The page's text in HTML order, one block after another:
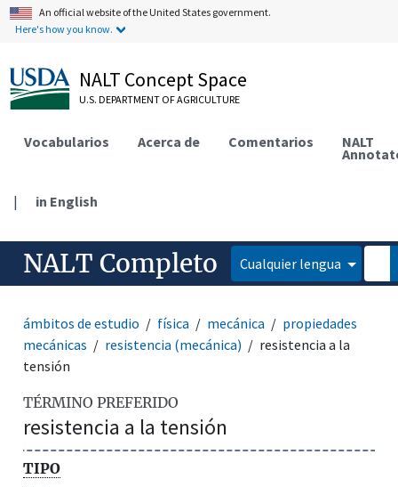
An official website of the United States government.
Here's how you know.
NALT Concept Space
U.S. DEPARTMENT OF AGRICULTURE
Vocabularios Acerca de Comentarios NALT
| in English
NALT Completo Cualquier lengua
ámbitos de estudio física mecánica
propiedades
mecánicas
resistencia (mecánica)
resistencia a la
tensión
TÉRMINO PREFERIDO
resistencia a la tensión
TIPO